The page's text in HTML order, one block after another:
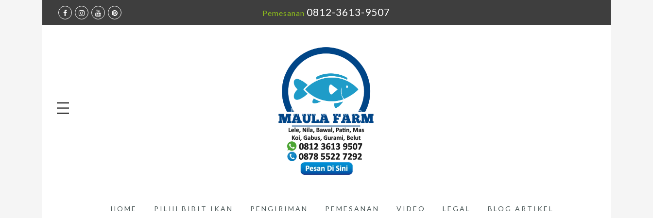
Pemesanan 0812-3613-9507
HOME PILIH BIBIT IKAN PENGIRIMAN PEMESANAN VIDEO LEGAL BLOG ARTIKEL